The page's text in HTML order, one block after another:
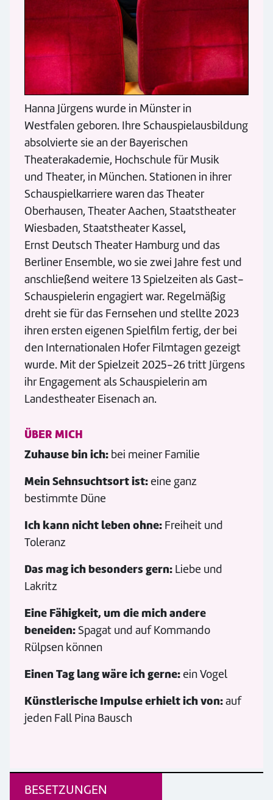
Hanna Jürgens wurde in Münster in
Westfalen geboren. Ihre Schauspielausbildung
absolvierte sie an der Bayerischen
Theaterakademie, Hochschule für Musik
und Theater, in München. Stationen in ihrer
Schauspielkarriere waren das Theater
Oberhausen, Theater Aachen, Staatstheater
Wiesbaden, Staatstheater Kassel,
Ernst Deutsch Theater Hamburg und das
Berliner Ensemble, wo sie zwei Jahre fest und
anschließend weitere 13 Spielzeiten als Gast-
Schauspielerin engagiert war. Regelmäßig
dreht sie für das Fernsehen und stellte 2023
ihren ersten eigenen Spielfilm fertig, der bei
den Internationalen Hofer Filmtagen gezeigt
wurde. Mit der Spielzeit 2025-26 tritt Jürgens
ihr Engagement als Schauspielerin am
Landestheater Eisenach an.
ÜBER MICH
Zuhause bin ich: bei meiner Familie
Mein Sehnsuchtsort ist: eine ganz
bestimmte Düne
Ich kann nicht leben ohne: Freiheit und
Toleranz
Das mag ich besonders gern: Liebe und
Lakritz
Eine Fähigkeit, um die mich andere
beneiden: Spagat und auf Kommando
Rülpsen können
Einen Tag lang wäre ich gerne: ein Vogel
Künstlerische Impulse erhielt ich von:auf
jeden Fall Pina Bausch
BESETZUNGEN